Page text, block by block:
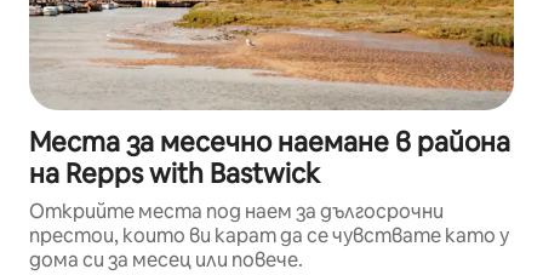
Места за месечно наемане в района
на Repps with Bastwick
Открийте места под наем за дългосрочни
престои, които ви карат да се чувствате като у
дома си за месец или повече.